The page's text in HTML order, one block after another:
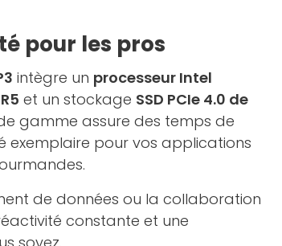
pour les pros
intègre un processeur Intel
et un stockage SSD PCIe 4.0 de
gamme assure des temps de
exemplaire pour vos applications
de données ou la collaboration
constante et une